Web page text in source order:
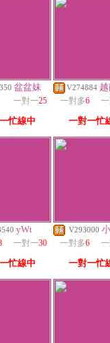
盆盆妹
一對一25
忙線中
V274884
一對多6
一對一忙
yWt
一對一30
忙線中
V293000
一對多6
一對一忙